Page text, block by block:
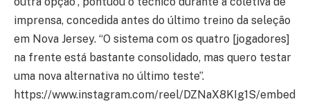
imprensa, concedida antes do último treino da seleção
em Nova Jersey. “O sistema com os quatro [jogadores]
na frente está bastante consolidado, mas quero testar
uma nova alternativa no último teste”.
https://www.instagram.com/reel/DZNaX8KIg1S/embed